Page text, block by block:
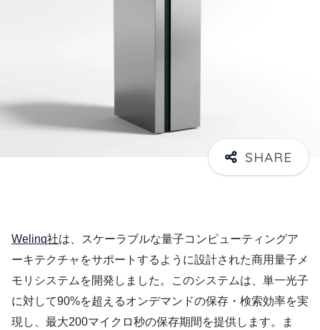
Welinq社は、スケーラブルな量子コンピューティングア
ーキテクチャをサポートするように設計された商用量子メ
モリシステムを開発しました。このシステムは、単一光子
に対して90%を超えるオンデマンドの保存・検索効率を実
現し、最大200マイクロ秒の保存期間を提供します。ま